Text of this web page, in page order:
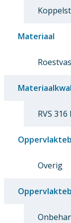
Materiaal
RVS 316
Overig